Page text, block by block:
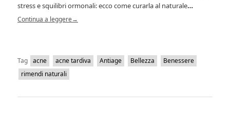
stress e squilibri ormonali: ecco come curarla al naturale…
Continua a leggere→
Tag acne acne tardiva Antiage Bellezza
Benessere
rimendi naturali